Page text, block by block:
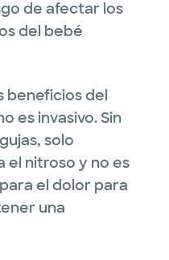
de afectar los
del bebé
beneficios del
es invasivo. Sin
solo
el nitroso y no es
el dolor para
una